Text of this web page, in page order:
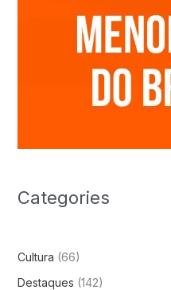
Categories
Cultura (66)
Destaques (142)